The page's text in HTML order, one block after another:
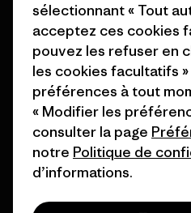
© 2026 Patagonia, Inc. All Rights
français
sélectionnant « Tout
acceptez ces cookies
pouvez les refuser en
les cookies facultatifs
préférences à tout
« Modifier les
consulter la page
notre Politique de
d’informations.